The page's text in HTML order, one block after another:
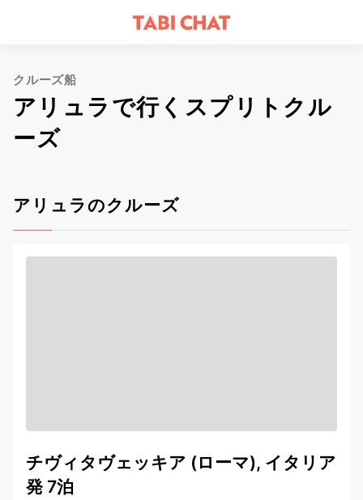
クルーズ船
アリュラで行くスプリトクル
ーズ
アリュラのクルーズ
チヴィタヴェッキア (ローマ), イタリア
発 7泊